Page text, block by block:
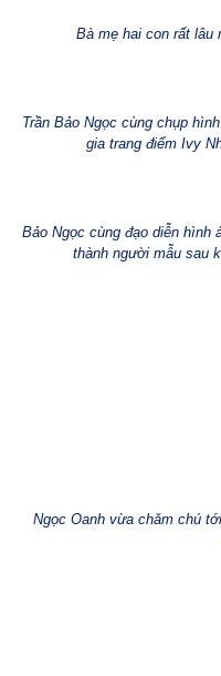
Bà mẹ hai con rất lâu
Trần Bảo Ngọc cùng chụp
gia trang điểm Ivy
Bảo Ngọc cùng đạo diễn hình
thành người mẫu sau
Ngọc Oanh vừa chăm chú